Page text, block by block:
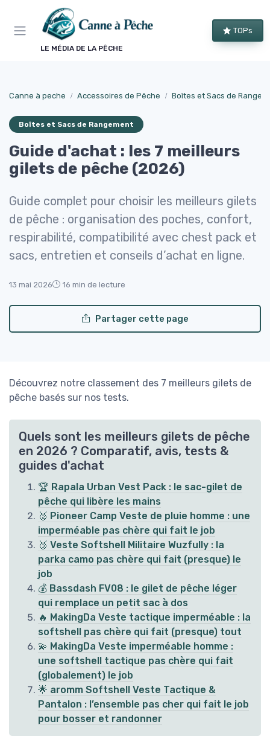
LE MÉDIA DE LA PÊCHE
TOPs
Canne à peche Accessoires de Pêche Boîtes et Sacs de
Boîtes et Sacs de Rangement
Guide d'achat : les 7 meilleurs
gilets de pêche (2026)
Guide complet pour choisir les meilleurs gilets
de pêche : organisation des poches, confort,
respirabilité, compatibilité avec chest pack et
sacs, entretien et conseils d’achat en ligne.
13 mai 2026 16 min de lecture
Partager cette page
Découvrez notre classement des 7 meilleurs gilets de
pêche basés sur nos tests.
Quels sont les meilleurs gilets de pêche
en 2026 ? Comparatif, avis, tests &
guides d'achat
🏆 Rapala Urban Vest Pack : le sac-gilet de
pêche qui libère les mains
🥈 Pioneer Camp Veste de pluie homme : une
imperméable pas chère qui fait le job
🥉 Veste Softshell Militaire Wuzfully : la
parka camo pas chère qui fait (presque) le
job
💰 Bassdash FV08 : le gilet de pêche léger
qui remplace un petit sac à dos
🔥 MakingDa Veste tactique imperméable : la
softshell pas chère qui fait (presque) tout
💫 MakingDa Veste imperméable homme :
une softshell tactique pas chère qui fait
(globalement) le job
🌟 aromm Softshell Veste Tactique &
Pantalon : l’ensemble pas cher qui fait le job
pour bosser et randonner
Panneau de gestion des cookies